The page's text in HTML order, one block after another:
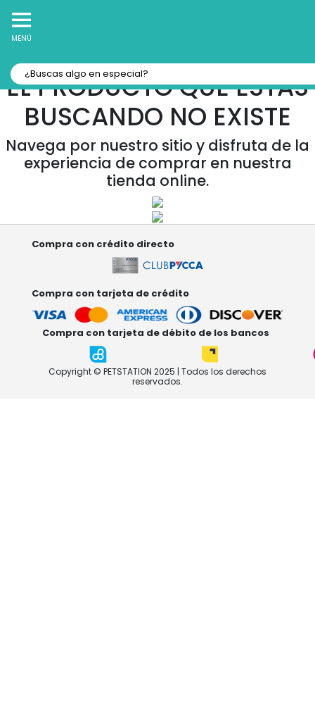
MENÚ
EL PRODUCTO QUE ESTAS
BUSCANDO NO EXISTE
Navega por nuestro sitio y disfruta de la
experiencia de comprar en nuestra
tienda online.
Compra con crédito directo
Compra con tarjeta de crédito
Compra con tarjeta de débito de los bancos
Copyright © PETSTATION 2025 | Todos los derechos
reservados.